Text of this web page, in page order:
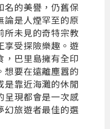
名的美譽，仍舊保
論是人煙罕至的原
所未見的奇特宗教
享受探險樂趣。遊
，巴里島擁有全印
想要在遠離塵囂的
是靠近海灘的休閒
呈現都會是一次感
幻旅遊者最佳的選